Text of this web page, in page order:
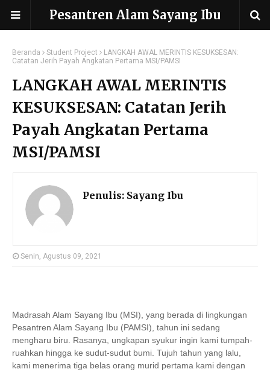
Pesantren Alam Sayang Ibu
Beranda Student Project
LANGKAH AWAL MERINTIS KESUKSESAN:
Catatan Jerih Payah Angkatan Pertama MSI/PAMSI
LANGKAH AWAL MERINTIS
KESUKSESAN: Catatan Jerih
Payah Angkatan Pertama
MSI/PAMSI
Penulis: Sayang Ibu
Senin, Agustus 09, 2021
Madrasah Alam Sayang Ibu (MSI), yang berada di lingkungan
Pesantren Alam Sayang Ibu (PAMSI), tahun ini sedang
mengharu biru. Rasanya, ungkapan syukur ingin kami tumpah-
ruahkan hingga ke sudut-sudut bumi. Tujuh tahun yang lalu,
kami menerima tiga belas orang murid pertama kami dengan